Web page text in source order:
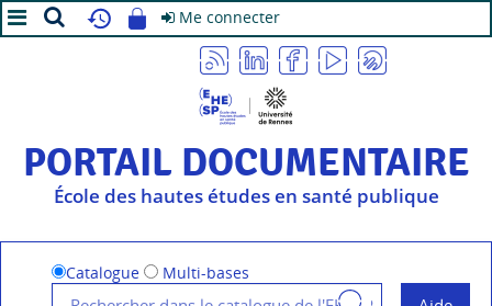
Me connecter
PORTAIL DOCUMENTAIRE
École des hautes études en santé publique
Catalogue Multi-bases